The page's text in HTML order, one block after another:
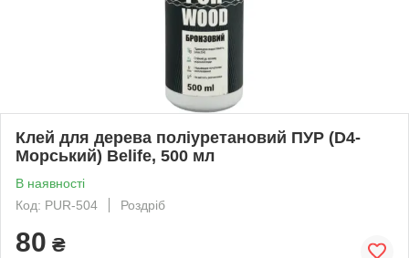
Клей для дерева поліуретановий ПУР (D4-
Морський) Belife, 500 мл
В наявності
Код: PUR-504
Роздріб
80 ₴